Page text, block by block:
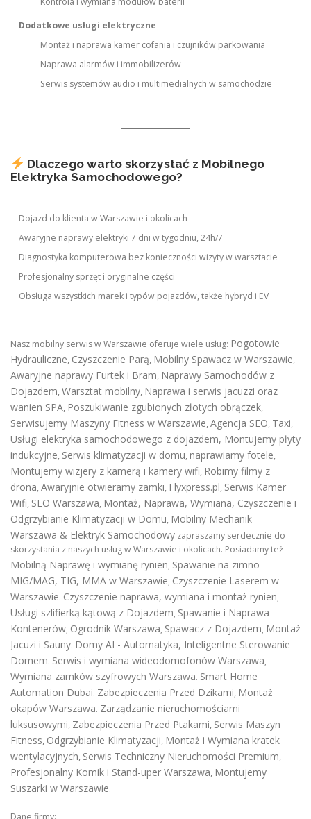
Dodatkowe usługi elektryczne
Montaż i naprawa kamer cofania i czujników parkowania
Naprawa alarmów i immobilizerów
Serwis systemów audio i multimedialnych w samochodzie
Dlaczego warto skorzystać z Mobilnego
Elektryka Samochodowego?
Dojazd do klienta w Warszawie i okolicach
Awaryjne naprawy elektryki 7 dni w tygodniu, 24h/7
Diagnostyka komputerowa bez konieczności wizyty w warsztacie
Profesjonalny sprzęt i oryginalne części
Obsługa wszystkich marek i typów pojazdów, także hybryd i EV
Nasz mobilny serwis w Warszawie oferuje wiele usług: Pogotowie
Hydrauliczne, Czyszczenie Parą, Mobilny Spawacz w Warszawie,
Awaryjne naprawy Furtek i Bram, Naprawy Samochodów z
Dojazdem, Warsztat mobilny, Naprawa i serwis jacuzzi oraz
wanien SPA, Poszukiwanie zgubionych złotych obrączek,
Serwisujemy Maszyny Fitness w Warszawie, Agencja SEO, Taxi,
Usługi elektryka samochodowego z dojazdem, Montujemy płyty
indukcyjne, Serwis klimatyzacji w domu, naprawiamy fotele,
Montujemy wizjery z kamerą i kamery wifi, Robimy filmy z
drona, Awaryjnie otwieramy zamki, Flyxpress.pl, Serwis Kamer
Wifi, SEO Warszawa, Montaż, Naprawa, Wymiana, Czyszczenie i
Odgrzybianie Klimatyzacji w Domu, Mobilny Mechanik
Warszawa & Elektryk Samochodowy zapraszamy serdecznie do
skorzystania z naszych usług w Warszawie i okolicach. Posiadamy też
Mobilną Naprawę i wymianę rynien, Spawanie na zimno
MIG/MAG, TIG, MMA w Warszawie, Czyszczenie Laserem w
Warszawie. Czyszczenie naprawa, wymiana i montaż rynien,
Usługi szlifierką kątową z Dojazdem, Spawanie i Naprawa
Kontenerów, Ogrodnik Warszawa, Spawacz z Dojazdem, Montaż
Jacuzi i Sauny. Domy AI - Automatyka, Inteligentne Sterowanie
Domem. Serwis i wymiana wideodomofonów Warszawa,
Wymiana zamków szyfrowych Warszawa. Smart Home
Automation Dubai. Zabezpieczenia Przed Dzikami, Montaż
okapów Warszawa. Zarządzanie nieruchomościami
luksusowymi, Zabezpieczenia Przed Ptakami, Serwis Maszyn
Fitness, Odgrzybianie Klimatyzacji, Montaż i Wymiana kratek
wentylacyjnych, Serwis Techniczny Nieruchomości Premium,
Profesjonalny Komik i Stand-uper Warszawa, Montujemy
Suszarki w Warszawie.